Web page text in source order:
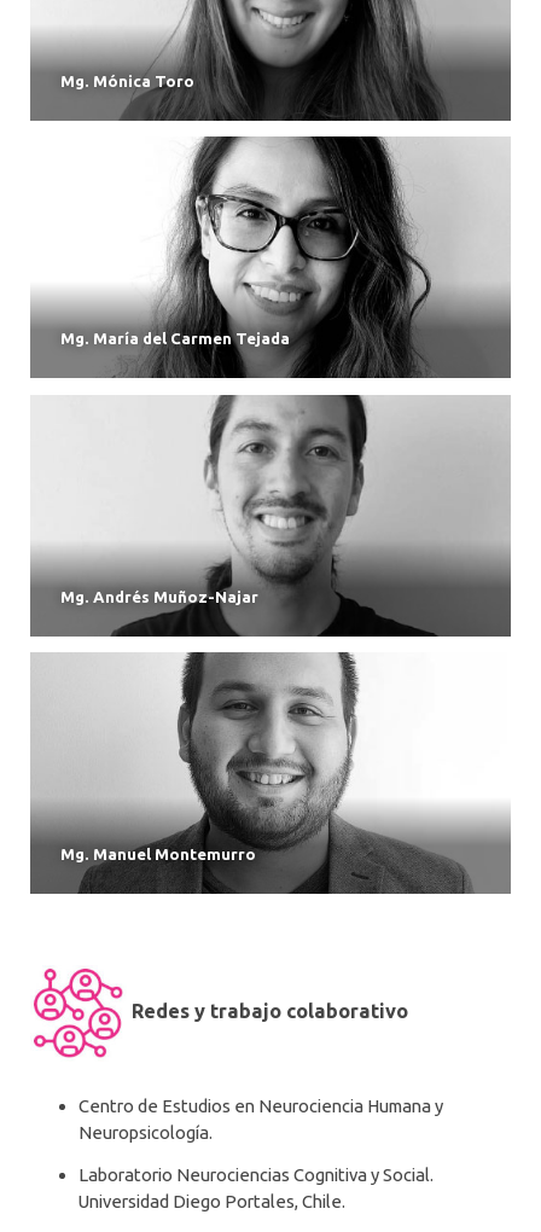
Mg. Mónica Toro
Mg. María del Carmen Tejada
Mg. Andrés Muñoz-Najar
Mg. Manuel Montemurro
Redes y trabajo colaborativo
Centro de Estudios en Neurociencia Humana y
Neuropsicología.
Laboratorio Neurociencias Cognitiva y Social.
Universidad Diego Portales, Chile.